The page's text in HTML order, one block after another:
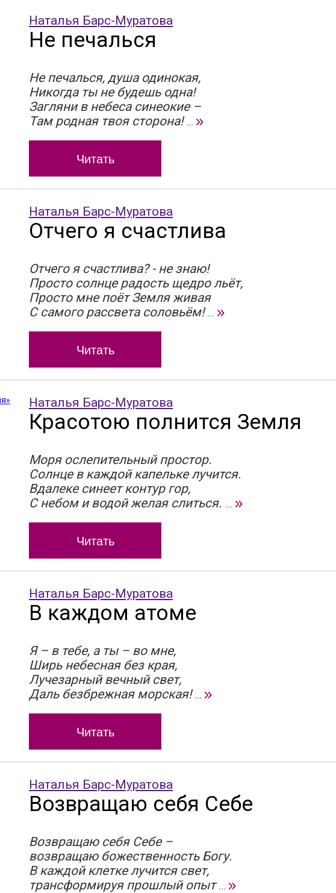
Наталья Барс-Муратова
Не печалься
Не печалься, душа одинокая,
Никогда ты не будешь одна!
Загляни в небеса синеокие –
Там родная твоя сторона!...
Читать
Наталья Барс-Муратова
Отчего я счастлива
Отчего я счастлива? - не знаю!
Просто солнце радость щедро льёт,
Просто мне поёт Земля живая
С самого рассвета соловьём!...
Читать
Наталья Барс-Муратова
Красотою полнится Земля
Моря ослепительный простор.
Солнце в каждой капельке лучится.
Вдалеке синеет контур гор,
С небом и водой желая слиться. ...
Читать
Наталья Барс-Муратова
В каждом атоме
Я – в тебе, а ты – во мне,
Ширь небесная без края,
Лучезарный вечный свет,
Даль безбрежная морская!...
Читать
Наталья Барс-Муратова
Возвращаю себя Себе
Возвращаю себя Себе –
возвращаю божественность Богу.
В каждой клетке лучится свет,
трансформируя прошлый опыт...